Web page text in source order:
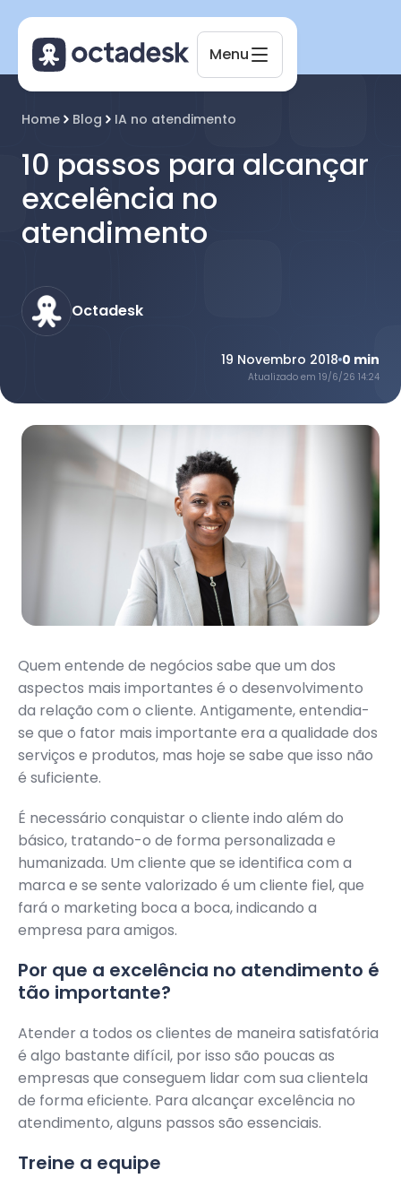
Menu
Home Blog IA no atendimento
10 passos para alcançar
excelência no
atendimento
Octadesk
19 Novembro 2018 0 min
Atualizado em 19/6/26 14:24
Quem entende de negócios sabe que um dos
aspectos mais importantes é o desenvolvimento
da relação com o cliente. Antigamente, entendia-
se que o fator mais importante era a qualidade dos
serviços e produtos, mas hoje se sabe que isso não
é suficiente.
É necessário conquistar o cliente indo além do
básico, tratando-o de forma personalizada e
humanizada. Um cliente que se identifica com a
marca e se sente valorizado é um cliente fiel, que
fará o marketing boca a boca, indicando a
empresa para amigos.
Por que a excelência no atendimento é
tão importante?
Atender a todos os clientes de maneira satisfatória
é algo bastante difícil, por isso são poucas as
empresas que conseguem lidar com sua clientela
de forma eficiente. Para alcançar excelência no
atendimento, alguns passos são essenciais.
Treine a equipe
Online agora